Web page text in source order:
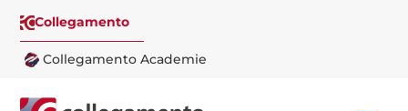
Collegamento
Collegamento Academie